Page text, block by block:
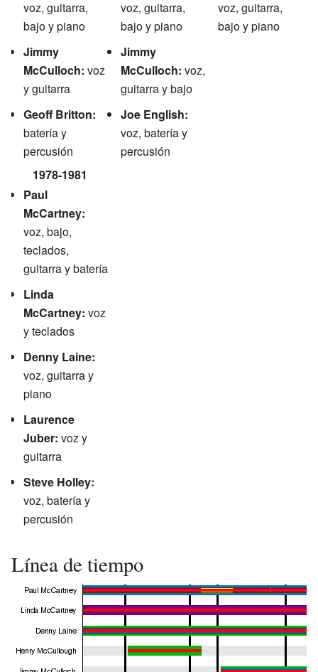
voz, guitarra,
bajo y piano
Jimmy
McCulloch: voz
y guitarra
Geoff Britton:
batería y
percusión
voz, guitarra,
bajo y piano
Jimmy
McCulloch: voz,
guitarra y bajo
Joe English:
voz, batería y
percusión
voz, guitarra,
bajo y piano
1978-1981
Paul
McCartney:
voz, bajo,
teclados,
guitarra y batería
Linda
McCartney: voz
y teclados
Denny Laine:
voz, guitarra y
piano
Laurence
Juber: voz y
guitarra
Steve Holley:
voz, batería y
percusión
Línea de tiempo